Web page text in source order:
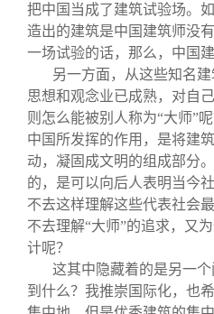
把中国当成了建筑试验场。
造出的建筑是中国建筑师没
一场试验的话，那么，中国
另一方面，从这些知名
思想和观念业已成熟，对自
则怎么能被别人称为“大师”
中国所发挥的作用，是将建
动，凝固成文明的组成部分
的，是可以向后人表明当今
不去这样理解这些代表社会
不去理解“大师”的追求，又
计呢？
这其中隐藏着的是另一
到什么？我推崇国际化，也